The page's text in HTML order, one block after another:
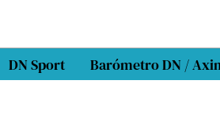
DN Sport Barómetro DN /